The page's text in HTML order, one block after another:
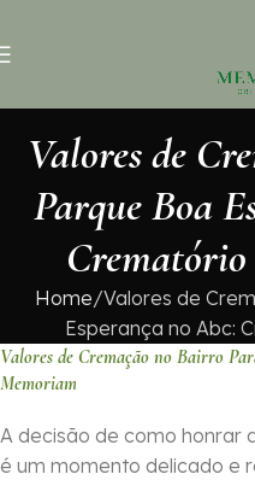
Valores de
Parque Boa
Home Valores de
Esperança no Abc:
Valores de Cremação no Bairro
Memoriam
A decisão de como honrar
é um momento delicado e